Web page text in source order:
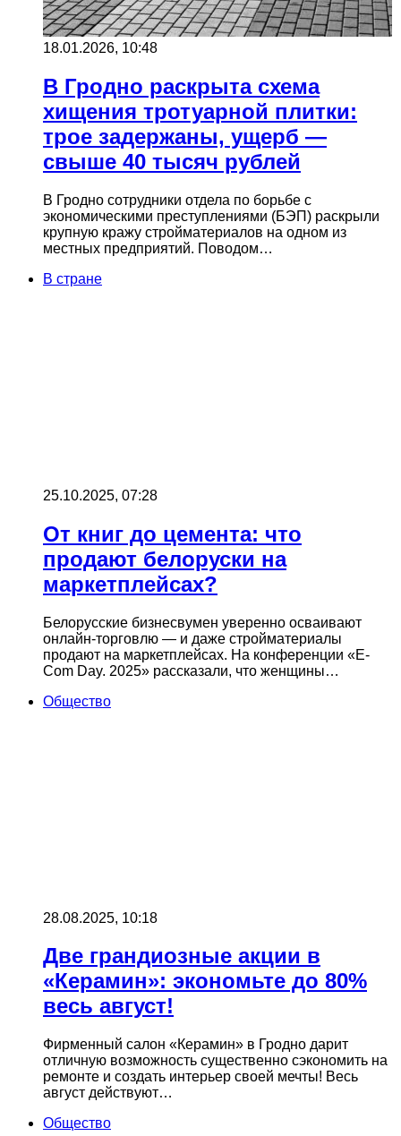
18.01.2026, 10:48
В Гродно раскрыта схема
хищения тротуарной плитки:
трое задержаны, ущерб —
свыше 40 тысяч рублей
В Гродно сотрудники отдела по борьбе с
экономическими преступлениями (БЭП) раскрыли
крупную кражу стройматериалов на одном из
местных предприятий. Поводом…
В стране
25.10.2025, 07:28
От книг до цемента: что
продают белоруски на
маркетплейсах?
Белорусские бизнесвумен уверенно осваивают
онлайн-торговлю — и даже стройматериалы
продают на маркетплейсах. На конференции «E-
Com Day. 2025» рассказали, что женщины…
Общество
28.08.2025, 10:18
Две грандиозные акции в
«Керамин»: экономьте до 80%
весь август!
Фирменный салон «Керамин» в Гродно дарит
отличную возможность существенно сэкономить на
ремонте и создать интерьер своей мечты! Весь
август действуют…
Общество